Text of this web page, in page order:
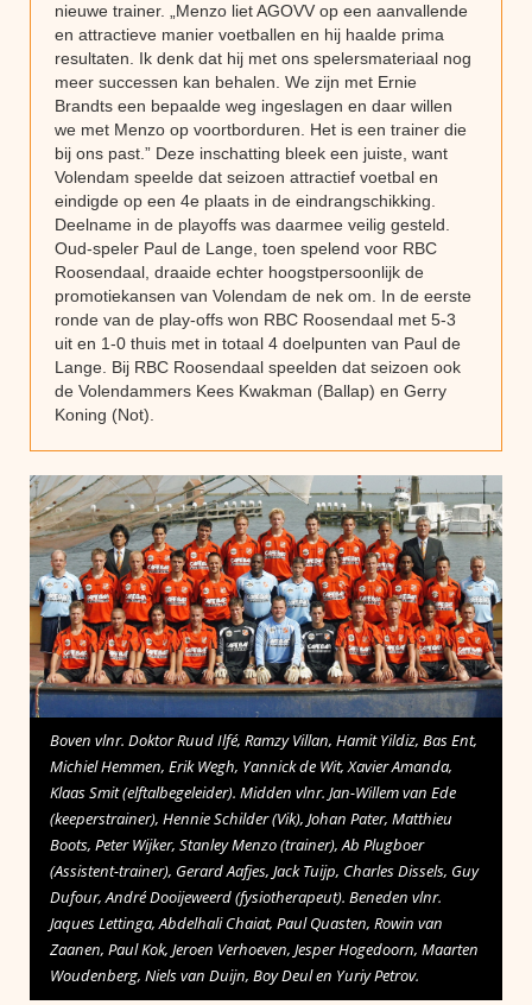
nieuwe trainer. „Menzo liet AGOVV op een aanvallende
en attractieve manier voetballen en hij haalde prima
resultaten. Ik denk dat hij met ons spelersmateriaal nog
meer successen kan behalen. We zijn met Ernie
Brandts een bepaalde weg ingeslagen en daar willen
we met Menzo op voortborduren. Het is een trainer die
bij ons past.” Deze inschatting bleek een juiste, want
Volendam speelde dat seizoen attractief voetbal en
eindigde op een 4e plaats in de eindrangschikking.
Deelname in de playoffs was daarmee veilig gesteld.
Oud-speler Paul de Lange, toen spelend voor RBC
Roosendaal, draaide echter hoogstpersoonlijk de
promotiekansen van Volendam de nek om. In de eerste
ronde van de play-offs won RBC Roosendaal met 5-3
uit en 1-0 thuis met in totaal 4 doelpunten van Paul de
Lange. Bij RBC Roosendaal speelden dat seizoen ook
de Volendammers Kees Kwakman (Ballap) en Gerry
Koning (Not).
Boven vlnr. Doktor Ruud Ilfé, Ramzy Villan, Hamit Yildiz, Bas Ent,
Michiel Hemmen, Erik Wegh, Yannick de Wit, Xavier Amanda,
Klaas Smit (elftalbegeleider). Midden vlnr. Jan-Willem van Ede
(keeperstrainer), Hennie Schilder (Vik), Johan Pater, Matthieu
Boots, Peter Wijker, Stanley Menzo (trainer), Ab Plugboer
(Assistent-trainer), Gerard Aafjes, Jack Tuijp, Charles Dissels, Guy
Dufour, André Dooijeweerd (fysiotherapeut). Beneden vlnr.
Jaques Lettinga, Abdelhali Chaiat, Paul Quasten, Rowin van
Zaanen, Paul Kok, Jeroen Verhoeven, Jesper Hogedoorn, Maarten
Woudenberg, Niels van Duijn, Boy Deul en Yuriy Petrov.